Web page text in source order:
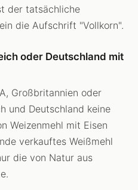
der tatsächliche
die Aufschrift "Vollkorn".
oder Deutschland mit
Großbritannien oder
und Deutschland keine
Weizenmehl mit Eisen
verkauftes Weißmehl
die von Natur aus